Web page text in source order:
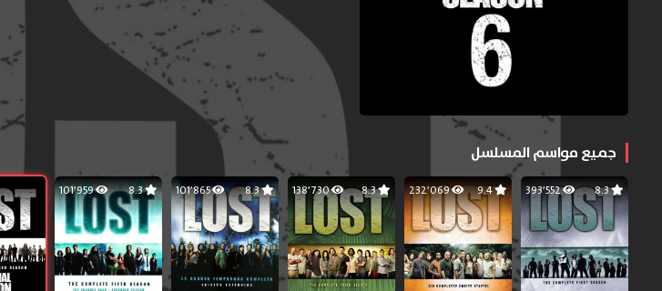
جميع مواسم المسلسل
8.3 393٬552 9.4 232٬069 8.3 138٬730 8.3 101٬865 8.3 101٬959